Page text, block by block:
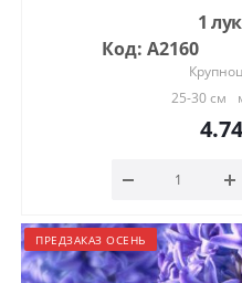
1
Код: А2160
25-30 см
4.74
ПРЕДЗАКАЗ ОСЕНЬ